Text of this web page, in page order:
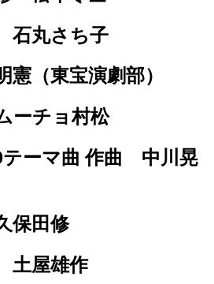
石丸さち子
（東宝演劇部）
ーチョ村松
テーマ曲 作曲 中川晃
保田修
土屋雄作